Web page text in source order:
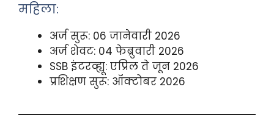
महिला:
अर्ज सुरू: 06 जानेवारी 2026
अर्ज शेवट: 04 फेब्रुवारी 2026
SSB इंटरव्ह्यू: एप्रिल ते जून 2026
प्रशिक्षण सुरू: ऑक्टोबर 2026